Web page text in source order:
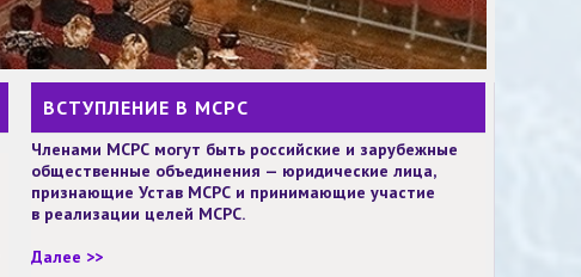
ВСТУПЛЕНИЕ В МСРС
Членами МСРС могут быть российские и зарубежные
общественные объединения — юридические лица,
признающие Устав МСРС и принимающие участие
в реализации целей МСРС.
Далее >>